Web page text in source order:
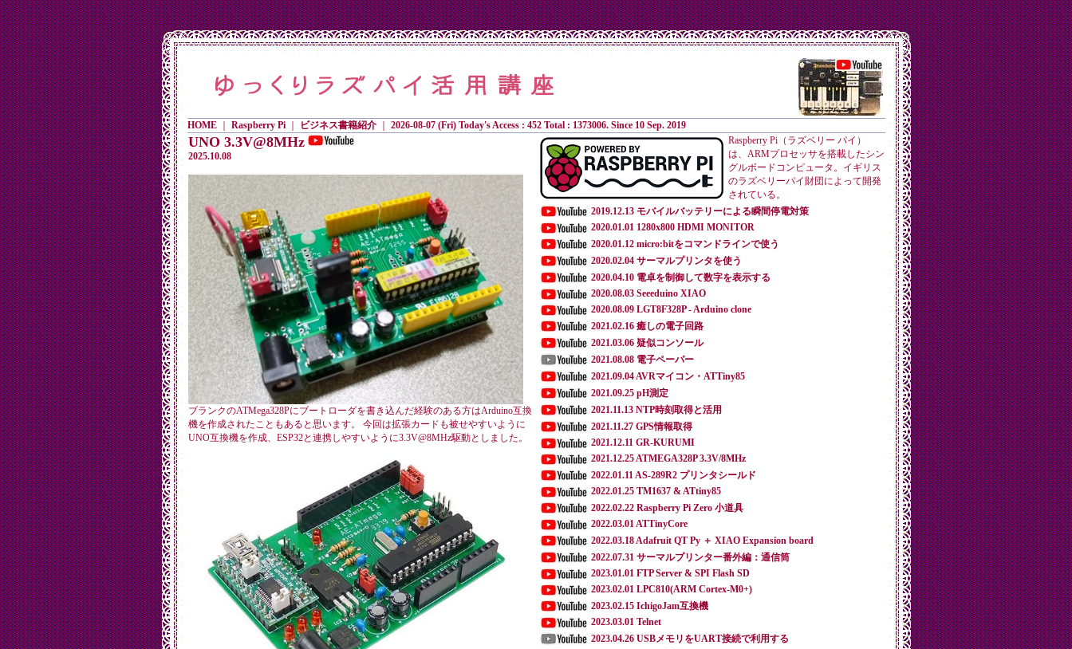
HOME｜ Raspberry Pi｜ ビジネス書籍紹介｜ 2026-08-07 (Fri) Today's Access : 452 Total : 1373006. Since 10 Sep. 2019
UNO 3.3V@8MHz
2025.10.08
ブランクのATMega328Pにブートローダを書き込んだ経験のある方はArduino互換
機を作成されたこともあると思います。 今回は拡張カードも被せやすいように
UNO互換機を作成、ESP32と連携しやすいように3.3V@8MHz駆動としました。
Raspberry Pi（ラズベリー パイ）
は、ARMプロセッサを搭載したシン
グルボードコンピュータ。イギリス
のラズベリーパイ財団によって開発
されている。
2019.12.13 モバイルバッテリーによる瞬間停電対策
2020.01.01 1280x800 HDMI MONITOR
2020.01.12 micro:bitをコマンドラインで使う
2020.02.04 サーマルプリンタを使う
2020.04.10 電卓を制御して数字を表示する
2020.08.03 Seeeduino XIAO
2020.08.09 LGT8F328P - Arduino clone
2021.02.16 癒しの電子回路
2021.03.06 疑似コンソール
2021.08.08 電子ペーパー
2021.09.04 AVRマイコン・ATTiny85
2021.09.25 pH測定
2021.11.13 NTP時刻取得と活用
2021.11.27 GPS情報取得
2021.12.11 GR-KURUMI
2021.12.25 ATMEGA328P 3.3V/8MHz
2022.01.11 AS-289R2 プリンタシールド
2022.01.25 TM1637 & ATtiny85
2022.02.22 Raspberry Pi Zero 小道具
2022.03.01 ATTinyCore
2022.03.18 Adafruit QT Py ＋ XIAO Expansion board
2022.07.31 サーマルプリンター番外編：通信筒
2023.01.01 FTP Server & SPI Flash SD
2023.02.01 LPC810(ARM Cortex-M0+)
2023.02.15 IchigoJam互換機
2023.03.01 Telnet
2023.04.26 USBメモリをUART接続で利用する